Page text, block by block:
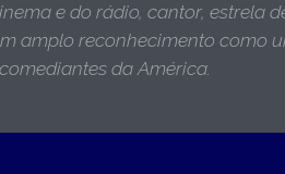
e do rádio, cantor, estrela
amplo reconhecimento como
da América.